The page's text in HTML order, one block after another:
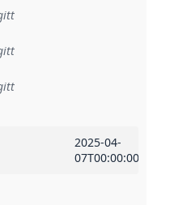
2025-04-
07T00:00:00Z